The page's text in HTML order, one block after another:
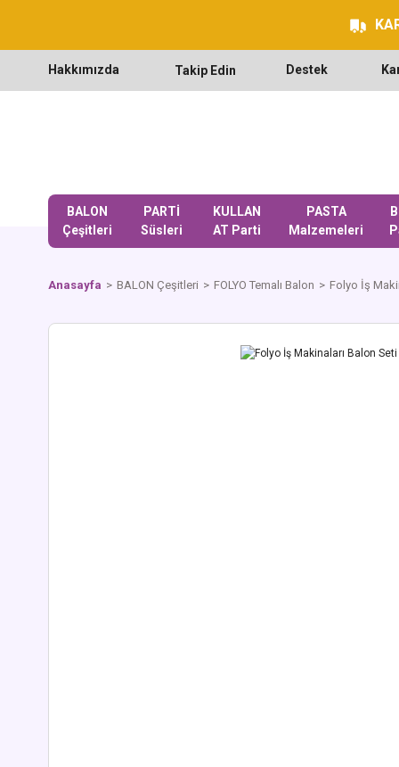
Hakkımızda Takip Edin Destek
BALON
Çeşitleri
PARTİ
Süsleri
KULLAN
AT Parti
PASTA
Malzemeleri
Anasayfa BALON Çeşitleri FOLYO Temalı Balon Folyo İş